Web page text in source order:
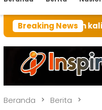
Breaking News
kali ini BRI Unit
Beranda Berita